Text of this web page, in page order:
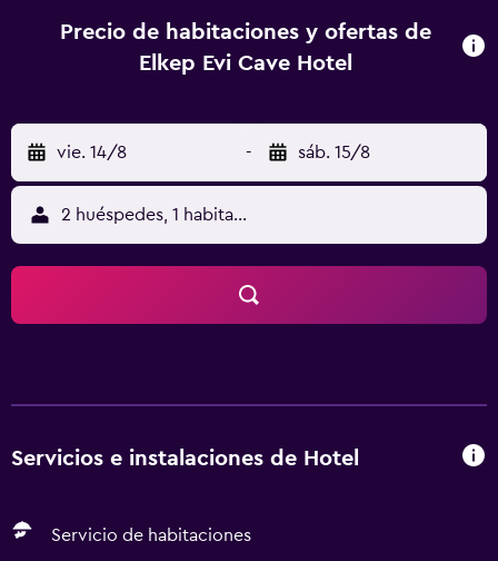
Precio de habitaciones y ofertas de
Elkep Evi Cave Hotel
vie. 14/8 - sáb. 15/8
2 huéspedes, 1 habitación
Servicios e instalaciones de Hotel
Servicio de habitaciones